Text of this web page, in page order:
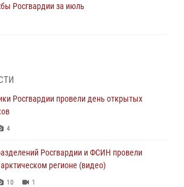
Росгвардии за июль
2
Аверин выступил на Всероссийском
форуме «Территория смыслов»
России генерал армии Виктор Золотов
подразделений тыла с профессиональным
Росгвардии провели день открытых
4
Росгвардии и ФСИН провели
регионе (видео)
10 1